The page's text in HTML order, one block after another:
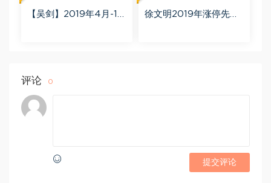
【吴剑】2019年4月-11
徐文明2019年涨停先锋
评论 0
提交评论